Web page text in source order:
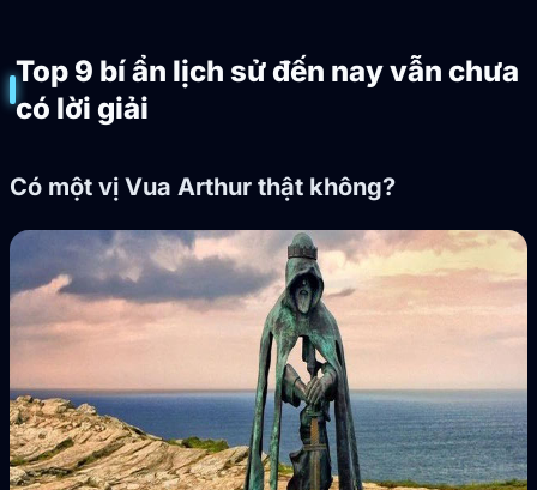
Top 9 bí ẩn lịch sử đến nay vẫn chưa
có lời giải
Có một vị Vua Arthur thật không?